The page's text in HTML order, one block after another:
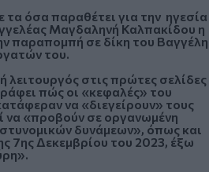
τα όσα παραθέτει για την ηγεσία
Μαγδαληνή Καλπακίδου η
παραπομπή σε δίκη του Βαγγέλη
του.
λειτουργός στις πρώτες σελίδες
πώς οι «κεφαλές» του
να «διεγείρουν» τους
να «προβούν σε οργανωμένη
δυνάμεων», όπως και
7ης Δεκεμβρίου του 2023, έξω